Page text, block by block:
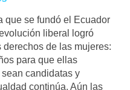
que se fundó el Ecuador
liberal logró
de las mujeres:
para que ellas
candidatas y
continúa. Aún las